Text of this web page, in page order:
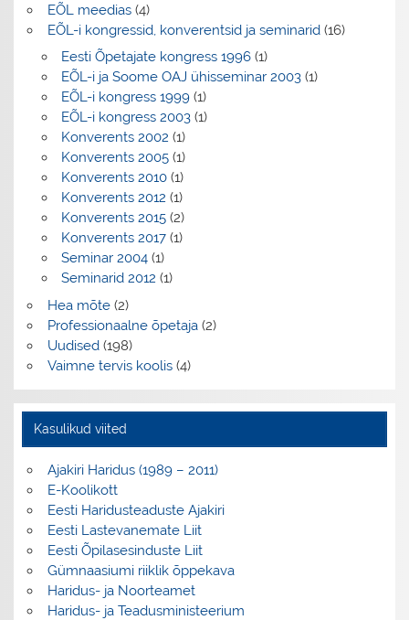
EÕL meedias(4)
EÕL-i kongressid, konverentsid ja seminarid(16)
Eesti Õpetajate kongress 1996(1)
EÕL-i ja Soome OAJ ühisseminar 2003(1)
EÕL-i kongress 1999(1)
EÕL-i kongress 2003(1)
Konverents 2002 (1)
Konverents 2005(1)
Konverents 2010(1)
Konverents 2012 (1)
Konverents 2015(2)
Konverents 2017(1)
Seminar 2004(1)
Seminarid 2012 (1)
Hea mõte(2)
Professionaalne õpetaja(2)
Uudised(198)
Vaimne tervis koolis(4)
Kasulikud viited
Ajakiri Haridus (1989 – 2011)
E-Koolikott
Eesti Haridusteaduste Ajakiri
Eesti Lastevanemate Liit
Eesti Õpilasesinduste Liit
Gümnaasiumi riiklik õppekava
Haridus- ja Noorteamet
Haridus- ja Teadusministeerium